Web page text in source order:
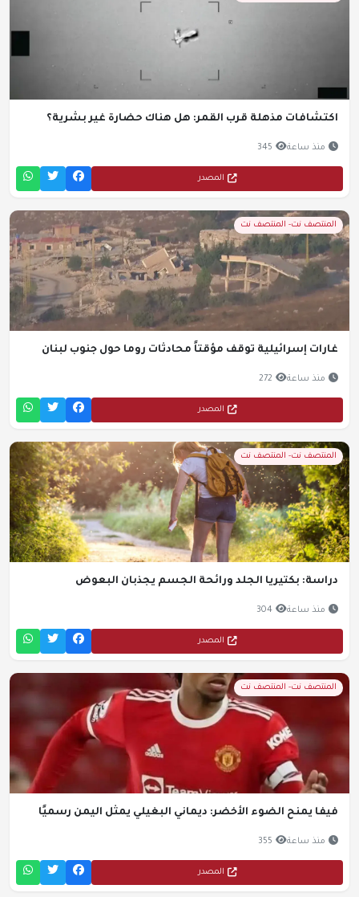
اكتشافات مذهلة قرب القمر: هل هناك حضارة غير بشرية؟
منذ ساعة 345
المصدر
المنتصف نت- المنتصف نت
غارات إسرائيلية توقف مؤقتاً محادثات روما حول جنوب لبنان
منذ ساعة 272
المصدر
المنتصف نت- المنتصف نت
دراسة: بكتيريا الجلد ورائحة الجسم يجذبان البعوض
منذ ساعة 304
المصدر
المنتصف نت- المنتصف نت
فيفا يمنح الضوء الأخضر: ديماني البغيلي يمثل اليمن رسميًا
منذ ساعة 355
المصدر